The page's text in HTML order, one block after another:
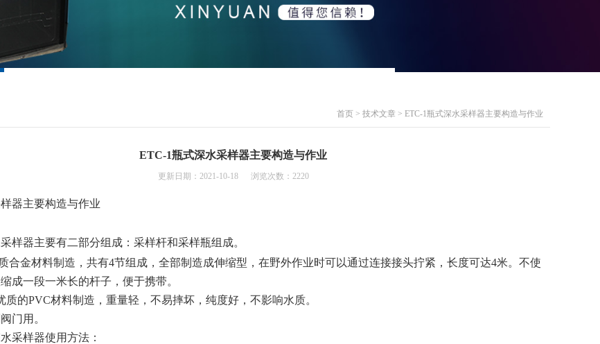
首页 > 技术文章 > ETC-1瓶式深水采样器主要构造与作业
ETC-1瓶式深水采样器主要构造与作业
更新日期：2021-10-18 浏览次数：2220
器主要构造与作业
样器主要有二部分组成：采样杆和采样瓶组成。
合金材料制造，共有4节组成，全部制造成伸缩型，在野外作业时可以通过连接接头拧紧，长度可达4米。不使
成一段一米长的杆子，便于携带。
质的PVC材料制造，重量轻，不易摔坏，纯度好，不影响水质。
门用。
采样器使用方法：